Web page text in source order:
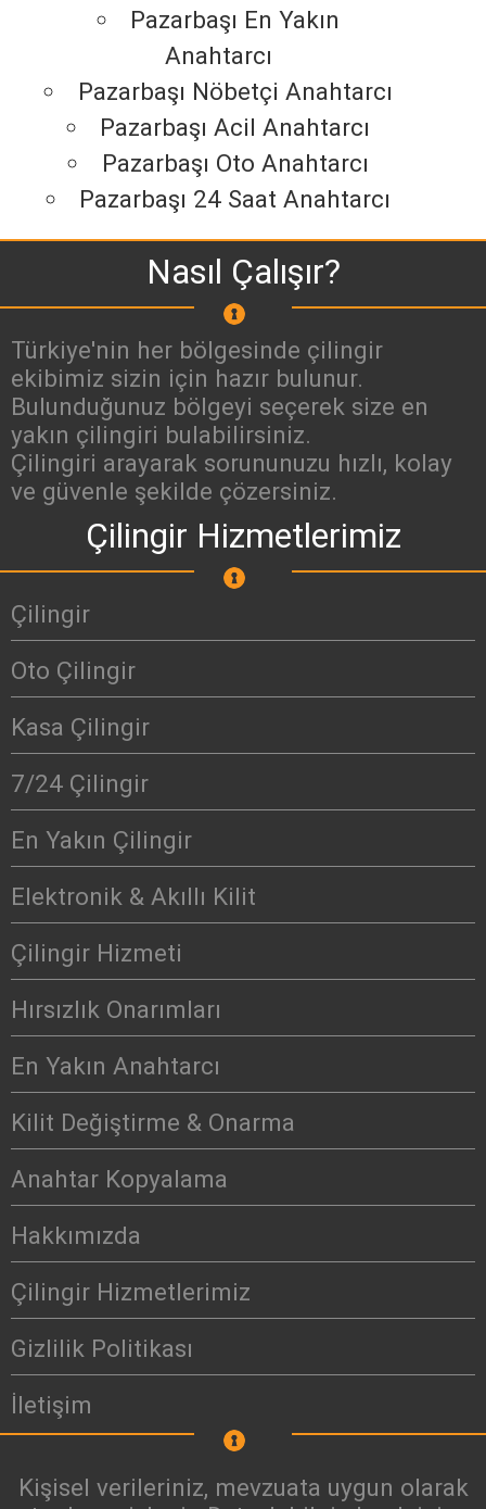
Pazarbaşı En Yakın
Anahtarcı
Pazarbaşı Nöbetçi Anahtarcı
Pazarbaşı Acil Anahtarcı
Pazarbaşı Oto Anahtarcı
Pazarbaşı 24 Saat Anahtarcı
Nasıl Çalışır?
Türkiye'nin her bölgesinde çilingir
ekibimiz sizin için hazır bulunur.
Bulunduğunuz bölgeyi seçerek size en
yakın çilingiri bulabilirsiniz.
Çilingiri arayarak sorununuzu hızlı, kolay
ve güvenle şekilde çözersiniz.
Çilingir Hizmetlerimiz
Çilingir
Oto Çilingir
Kasa Çilingir
7/24 Çilingir
En Yakın Çilingir
Elektronik & Akıllı Kilit
Çilingir Hizmeti
Hırsızlık Onarımları
En Yakın Anahtarcı
Kilit Değiştirme & Onarma
Anahtar Kopyalama
Hakkımızda
Çilingir Hizmetlerimiz
Gizlilik Politikası
İletişim
Kişisel verileriniz, mevzuata uygun olarak